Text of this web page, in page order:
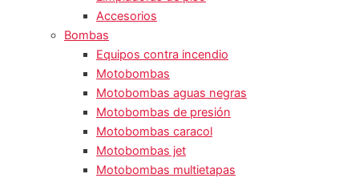
Accesorios
Bombas
Equipos contra incendio
Motobombas
Motobombas aguas negras
Motobombas de presión
Motobombas caracol
Motobombas jet
Motobombas multietapas